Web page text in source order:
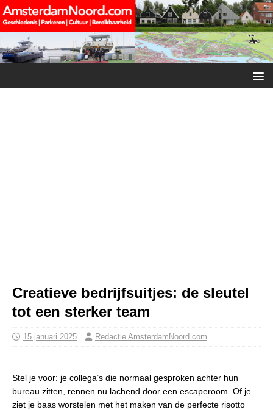
Creatieve bedrijfsuitjes: de sleutel
tot een sterker team
15 januari 2025 Redactie AmsterdamNoord com
Stel je voor: je collega’s die normaal gesproken achter hun
bureau zitten, rennen nu lachend door een escaperoom. Of je
ziet je baas worstelen met het maken van de perfecte risotto